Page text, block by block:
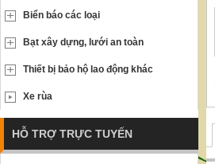
Biển báo các loại
Bạt xây dựng, lưới an toàn
Thiết bị bảo hộ lao động khác
Xe rùa
HỖ TRỢ TRỰC TUYẾN